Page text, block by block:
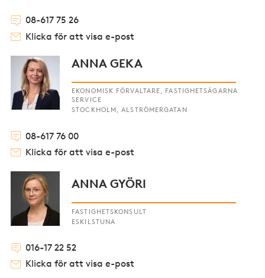
08-617 75 26
Klicka för att visa e-post
ANNA GEKA
EKONOMISK FÖRVALTARE, FASTIGHETSÄGARNA
SERVICE
STOCKHOLM, ALSTRÖMERGATAN
08-617 76 00
Klicka för att visa e-post
ANNA GYÖRI
FASTIGHETSKONSULT
ESKILSTUNA
016-17 22 52
Klicka för att visa e-post